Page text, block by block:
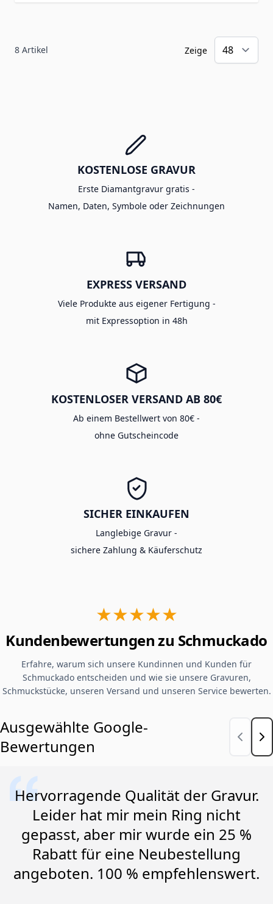
8 Artikel Zeige
KOSTENLOSE GRAVUR
Erste Diamantgravur gratis -
Namen, Daten, Symbole oder Zeichnungen
EXPRESS VERSAND
Viele Produkte aus eigener Fertigung -
mit Expressoption in 48h
KOSTENLOSER VERSAND AB 80€
Ab einem Bestellwert von 80€ -
ohne Gutscheincode
SICHER EINKAUFEN
Langlebige Gravur -
sichere Zahlung & Käuferschutz
★★★★★
Kundenbewertungen zu Schmuckado
Erfahre, warum sich unsere Kundinnen und Kunden für
Schmuckado entscheiden und wie sie unsere Gravuren,
Schmuckstücke, unseren Versand und unseren Service bewerten.
Ausgewählte Google-
Bewertungen
Hervorragende Qualität der Gravur.
Leider hat mir mein Ring nicht
gepasst, aber mir wurde ein 25 %
Rabatt für eine Neubestellung
angeboten. 100 % empfehlenswert.